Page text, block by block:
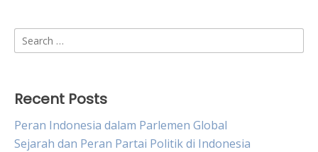
Search
for:
Recent Posts
Peran Indonesia dalam Parlemen Global
Sejarah dan Peran Partai Politik di Indonesia